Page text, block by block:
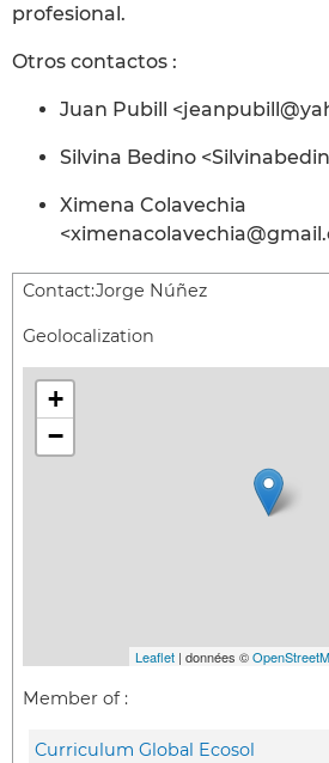
profesional.
Otros contactos :
Juan Pubill
Silvina Bedino
Ximena Colavechia
Contact:Jorge Núñez
Geolocalization
+
−
Leaflet | données ©
Member of :
Curriculum Global Ecosol